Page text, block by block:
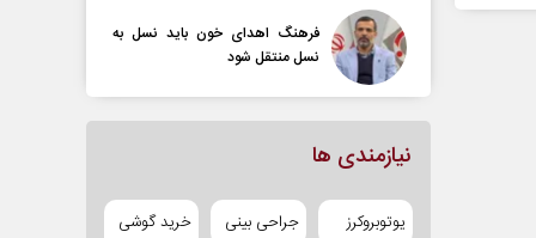
فرهنگ اهدای خون باید نسل به
نسل منتقل شود
نیازمندی ها
یوتوبروکرز جراحی بینی
خرید گوشی